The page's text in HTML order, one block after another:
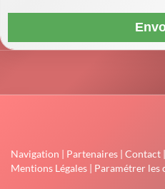
Navigation | Partenaires | Contact |
Mentions Légales | Paramétrer les